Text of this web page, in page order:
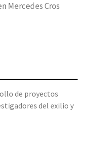
Mercedes Cros
de proyectos
del exilio y